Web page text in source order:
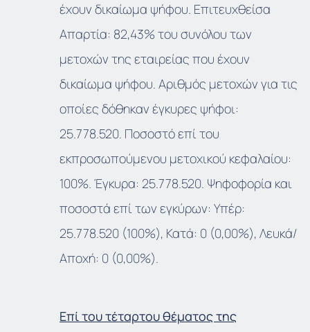
έχουν δικαίωμα ψήφου. Επιτευχθείσα
Απαρτία: 82,43% του συνόλου των
μετοχών της εταιρείας που έχουν
δικαίωμα ψήφου. Αριθμός μετοχών για τις
οποίες δόθηκαν έγκυρες ψήφοι:
25.778.520. Ποσοστό επί του
εκπροσωπούμενου μετοχικού κεφαλαίου:
100%. Έγκυρα: 25.778.520. Ψηφοφορία και
ποσοστά επί των εγκύρων: Υπέρ:
25.778.520 (100%), Κατά: 0 (0,00%), Λευκά/
Αποχή: 0 (0,00%).
Επί του τέταρτου θέματος της